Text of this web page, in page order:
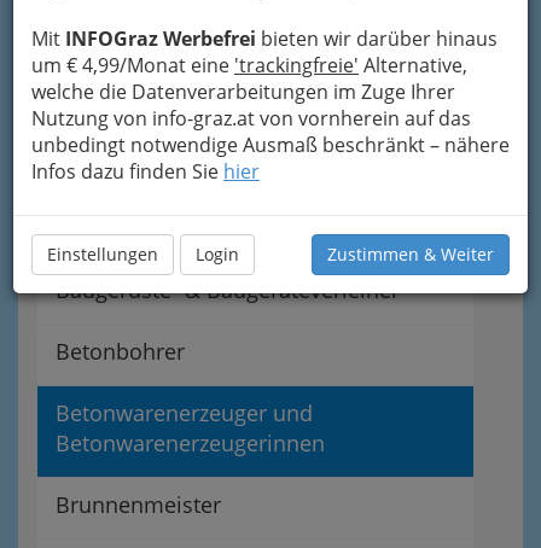
Mit INFOGraz Werbefrei bieten wir darüber hinaus
um € 4,99/Monat eine 'trackingfreie' Alternative,
welche die Datenverarbeitungen im Zuge Ihrer
Nutzung von info-graz.at von vornherein auf das
unbedingt notwendige Ausmaß beschränkt – nähere
Infos dazu finden Sie hier
Einstellungen Login Zustimmen & Weiter
Abdichten von Fensteröffnungen und
Türöffnungen
Abdichter gegen Feuchtigkeit &
Druckwasser
Asphaltierer
Baugerüste- & Baugeräteverleiher
Betonbohrer
Betonwarenerzeuger und
Betonwarenerzeugerinnen
Brunnenmeister